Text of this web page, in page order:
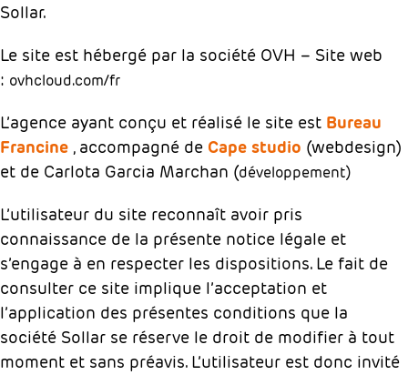
Sollar.
Le site est hébergé par la société OVH – Site web
: ovhcloud.com/fr
L’agence ayant conçu et réalisé le site est Bureau
Francine , accompagné de Cape studio (webdesign)
et de Carlota Garcia Marchan (développement)
L’utilisateur du site reconnaît avoir pris
connaissance de la présente notice légale et
s’engage à en respecter les dispositions. Le fait de
consulter ce site implique l’acceptation et
l’application des présentes conditions que la
société Sollar se réserve le droit de modifier à tout
moment et sans préavis. L’utilisateur est donc invité